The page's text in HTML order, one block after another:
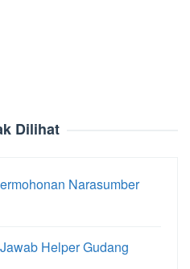
Dilihat
Narasumber
Helper Gudang